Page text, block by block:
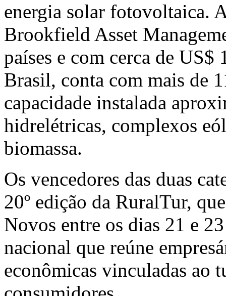
energia solar fotovoltaica.
Brookfield Asset
países e com cerca de
Brasil, conta com mais de
capacidade instalada
hidrelétricas, complexos
biomassa.
Os vencedores das duas
20º edição da RuralTur,
Novos entre os dias 21 e
nacional que reúne
econômicas vinculadas ao